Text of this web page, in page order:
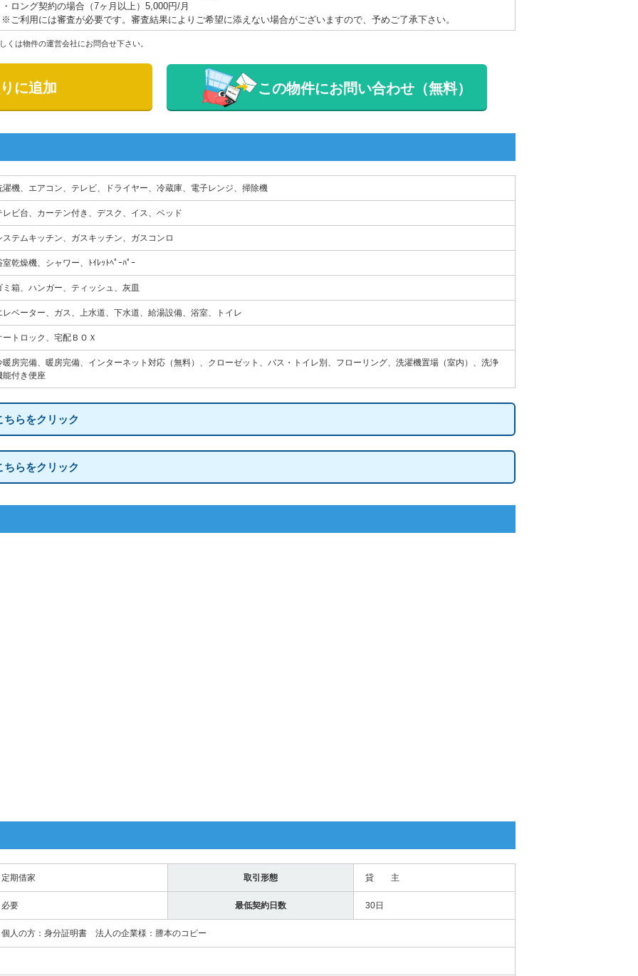
・ロング契約の場合（7ヶ月以上）5,000円/月
※ご利用には審査が必要です。審査結果によりご希望に添えない場合がございますので、予めご了承下さい。
くは物件の運営会社にお問合せ下さい。
に追加 この物件にお問い合わせ（無料）
濯機、エアコン、テレビ、ドライヤー、冷蔵庫、電子レンジ、掃除機
レビ台、カーテン付き、デスク、イス、ベッド
ステムキッチン、ガスキッチン、ガスコンロ
室乾燥機、シャワー、ﾄｲﾚｯﾄﾍﾟｰﾊﾟｰ
ミ箱、ハンガー、ティッシュ、灰皿
レベーター、ガス、上水道、下水道、給湯設備、浴室、トイレ
ートロック、宅配ＢＯＸ
暖房完備、暖房完備、インターネット対応（無料）、クローゼット、バス・トイレ別、フローリング、洗濯機置場（室内）、洗浄
能付き便座
らをクリック
らをクリック
定期借家 取引形態 貸 主
必要 最低契約日数 30日
個人の方：身分証明書 法人の企業様：謄本のコピー